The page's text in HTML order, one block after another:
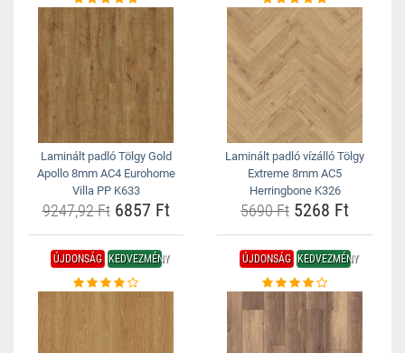
Laminált padló Tölgy Gold
Apollo 8mm AC4 Eurohome
Villa PP K633
9247,92 Ft6857 Ft
Laminált padló vízálló Tölgy
Extreme 8mm AC5
Herringbone K326
5690 Ft 5268 Ft
ÚJDONSÁG KEDVEZMÉNY ÚJDONSÁG KEDVEZMÉNY